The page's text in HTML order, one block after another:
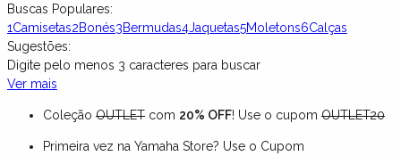
Buscas Populares:
1Camisetas2Bonés3Bermudas4Jaquetas5Moletons6Calças
Sugestões:
Digite pelo menos 3 caracteres para buscar
Ver mais
Coleção OUTLET com 20% OFF! Use o cupom OUTLET20
Primeira vez na Yamaha Store? Use o Cupom